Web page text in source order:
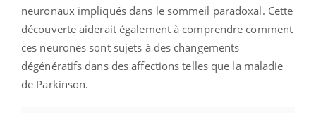
neuronaux impliqués dans le sommeil paradoxal. Cette
découverte aiderait également à comprendre comment
ces neurones sont sujets à des changements
dégénératifs dans des affections telles que la maladie
de Parkinson.